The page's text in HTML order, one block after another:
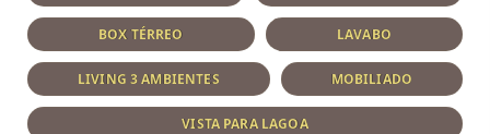
BOX TÉRREO LAVABO
LIVING 3 AMBIENTES MOBILIADO
VISTA PARA LAGOA